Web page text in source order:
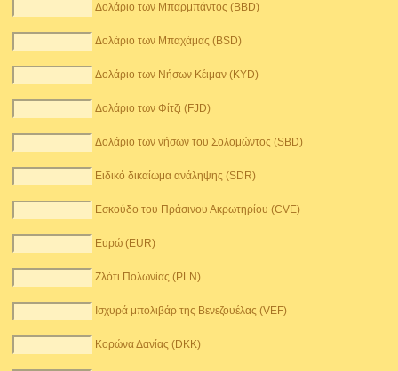
Δολάριο των Μπαρμπάντος (BBD)
Δολάριο των Μπαχάμας (BSD)
Δολάριο των Νήσων Κέιμαν (KYD)
Δολάριο των Φίτζι (FJD)
Δολάριο των νήσων του Σολομώντος (SBD)
Ειδικό δικαίωμα ανάληψης (SDR)
Εσκούδο του Πράσινου Ακρωτηρίου (CVE)
Ευρώ (EUR)
Ζλότι Πολωνίας (PLN)
Ισχυρά μπολιβάρ της Βενεζουέλας (VEF)
Κορώνα Δανίας (DKK)